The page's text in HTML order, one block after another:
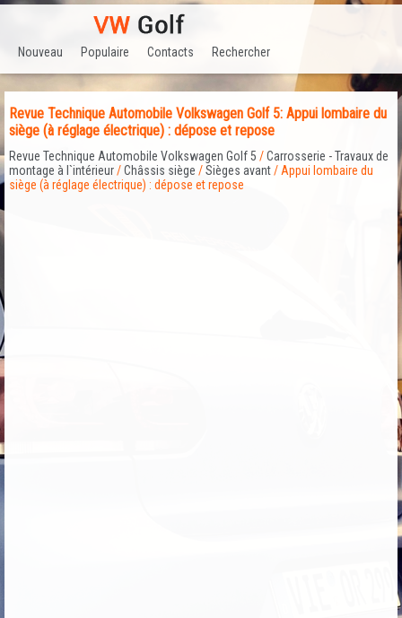
Nouveau Populaire Contacts Rechercher
Revue Technique Automobile Volkswagen Golf 5: Appui lombaire du
siège (à réglage électrique) : dépose et repose
Revue Technique Automobile Volkswagen Golf 5 /Carrosserie - Travaux de
montage à l`intérieur/Châssis siège /Sièges avant/ Appui lombaire du
siège (à réglage électrique) : dépose et repose